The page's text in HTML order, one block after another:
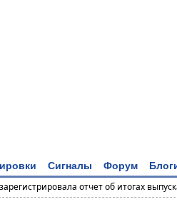
Сигналы Форум
отчет об итогах